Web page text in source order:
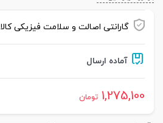
گارانتی اصالت و سلامت فیزیکی کالا
آماده ارسال
1,275,100 تومان